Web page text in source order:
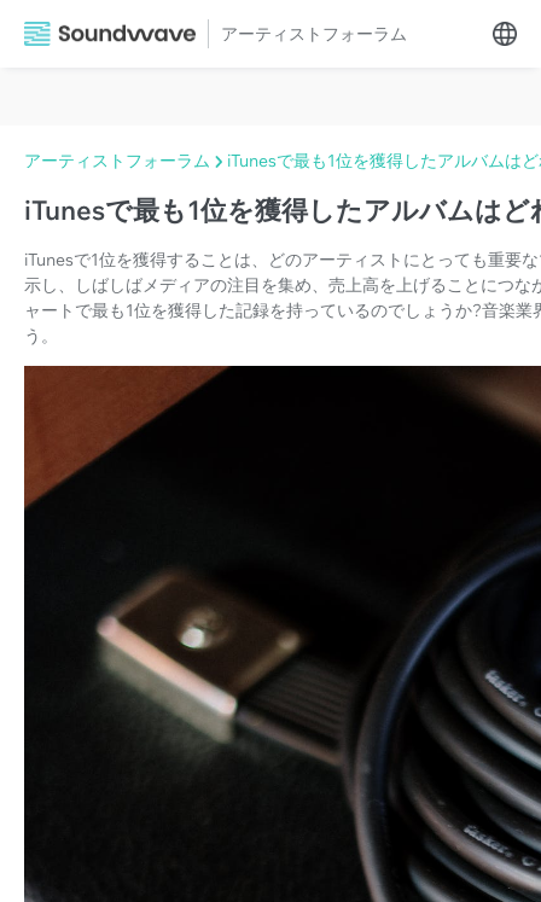
アーティストフォーラム
アーティストフォーラム iTunesで最も1位を獲得したアルバムは
iTunesで最も1位を獲得したアルバムは
iTunesで1位を獲得することは、どのアーティストにとっても重要
示し、しばしばメディアの注目を集め、売上高を上げることにつ
ャートで最も1位を獲得した記録を持っているのでしょうか?音楽
う。